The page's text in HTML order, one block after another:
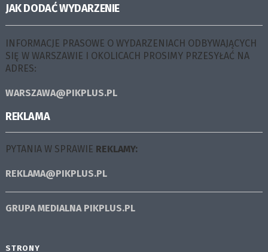
JAK DODAĆ WYDARZENIE
INFORMACJE PRASOWE O WYDARZENIACH ODBYWAJĄCYCH
SIĘ W WARSZAWIE I OKOLICACH PROSIMY PRZESYŁAĆ NA
ADRES:
WARSZAWA@PIKPLUS.PL
REKLAMA
PYTANIA W SPRAWIE REKLAMY:
REKLAMA@PIKPLUS.PL
GRUPA MEDIALNA PIKPLUS.PL
STRONY